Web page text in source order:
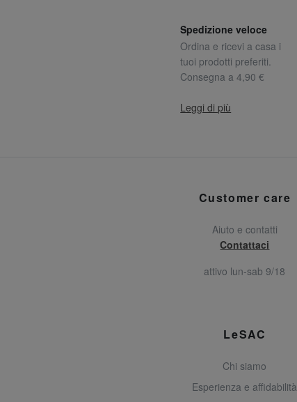
Spedizione veloce
Ordina e ricevi a casa i
tuoi prodotti preferiti.
Consegna a 4,90 €
Leggi di più
Customer care
Aiuto e contatti
Contattaci
attivo lun-sab 9/18
LeSAC
Chi siamo
Esperienza e affidabilità